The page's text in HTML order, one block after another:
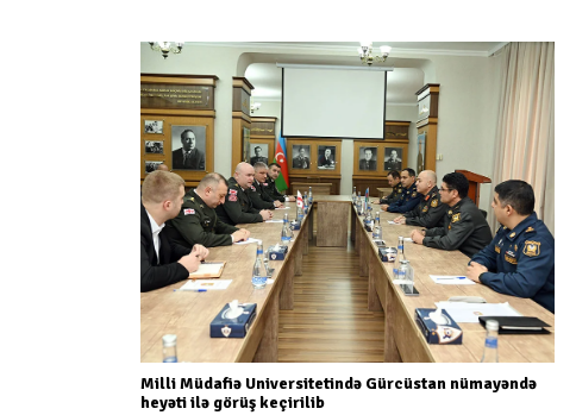
Milli Müdafiə Universitetində Gürcüstan nümayəndə
heyəti ilə görüş keçirilib